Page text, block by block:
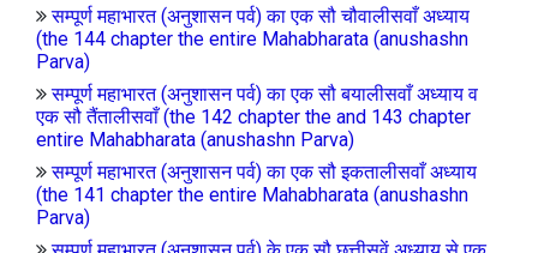
सम्पूर्ण महाभारत (अनुशासन पर्व) का एक सौ चौवालीसवाँ अध्याय
(the 144 chapter the entire Mahabharata (anushashn
Parva)
सम्पूर्ण महाभारत (अनुशासन पर्व) का एक सौ बयालीसवाँ अध्याय व
एक सौ तैंतालीसवाँ (the 142 chapter the and 143 chapter
entire Mahabharata (anushashn Parva)
सम्पूर्ण महाभारत (अनुशासन पर्व) का एक सौ इकतालीसवाँ अध्याय
(the 141 chapter the entire Mahabharata (anushashn
Parva)